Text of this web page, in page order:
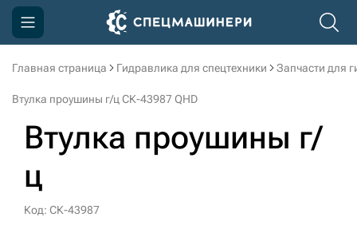
Главная страница Гидравлика для спецтехники Запчасти для
Втулка проушины г/ц СК-43987 QHD
Втулка проушины г/
ц
Код: СК-43987
Компания
Доставка и оплата
Контакты